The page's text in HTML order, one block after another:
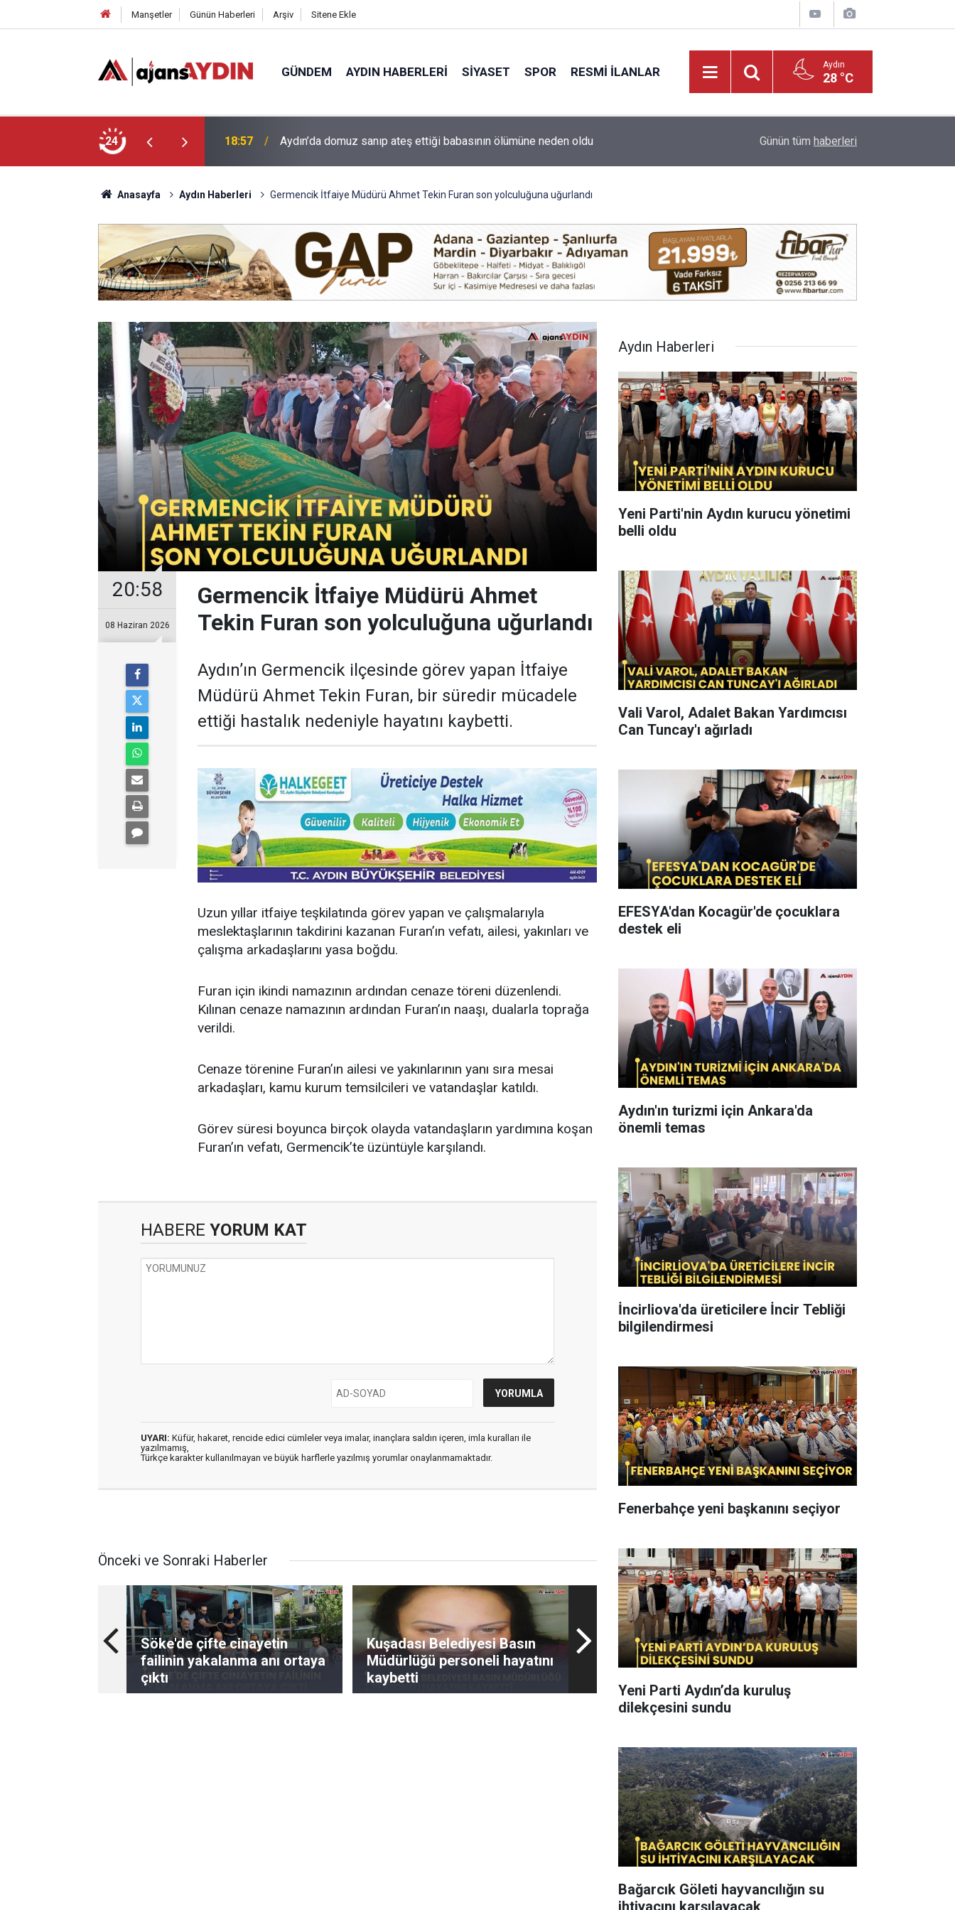
Manşetler Günün Haberleri Arşiv Sitene Ekle
GÜNDEM AYDIN HABERLERI SIYASET SPOR RESMI İLANLAR Aydın
28 °C
24
ölümüne neden oldu 18:13 Yeni Parti'nin Aydın kurucu yönetimi belli oldu Vali Varol, Adalet Bakan Yardımcısı Can Tuncay'ı
Günün tüm haberleri
Anasayfa Aydın Haberleri Germencik İtfaiye Müdürü Ahmet Tekin Furan son yolculuğuna uğurlandı
20:58
08 Haziran 2026
Germencik İtfaiye Müdürü Ahmet
Tekin Furan son yolculuğuna uğurlandı
Aydın’ın Germencik ilçesinde görev yapan İtfaiye
Müdürü Ahmet Tekin Furan, bir süredir mücadele
ettiği hastalık nedeniyle hayatını kaybetti.
Uzun yıllar itfaiye teşkilatında görev yapan ve çalışmalarıyla
meslektaşlarının takdirini kazanan Furan’ın vefatı, ailesi, yakınları ve
çalışma arkadaşlarını yasa boğdu.
Furan için ikindi namazının ardından cenaze töreni düzenlendi.
Kılınan cenaze namazının ardından Furan’ın naaşı, dualarla toprağa
verildi.
Cenaze törenine Furan’ın ailesi ve yakınlarının yanı sıra mesai
arkadaşları, kamu kurum temsilcileri ve vatandaşlar katıldı.
Görev süresi boyunca birçok olayda vatandaşların yardımına koşan
Furan’ın vefatı, Germencik’te üzüntüyle karşılandı.
HABERE YORUM KAT
UYARI: Küfür, hakaret, rencide edici cümleler veya imalar, inançlara saldırı içeren, imla kuralları ile
yazılmamış,
Türkçe karakter kullanılmayan ve büyük harflerle yazılmış yorumlar onaylanmamaktadır.
Önceki ve Sonraki Haberler
Söke'de çifte cinayetin
failinin yakalanma anı ortaya
çıktı
Kuşadası Belediyesi Basın
Müdürlüğü personeli hayatını
kaybetti
Aydın Haberleri
Yeni Parti'nin Aydın kurucu yönetimi
belli oldu
Vali Varol, Adalet Bakan Yardımcısı
Can Tuncay'ı ağırladı
EFESYA'dan Kocagür'de çocuklara
destek eli
Aydın'ın turizmi için Ankara'da
önemli temas
İncirliova'da üreticilere İncir Tebliği
bilgilendirmesi
Fenerbahçe yeni başkanını seçiyor
Yeni Parti Aydın’da kuruluş
dilekçesini sundu
Bağarcık Göleti hayvancılığın su
ihtiyacını karşılayacak